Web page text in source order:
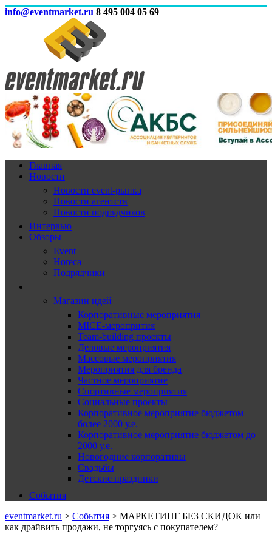
info@eventmarket.ru 8 495 004 05 69
Главная
Новости
Новости event-рынка
Новости агентств
Новости подрядчиков
Интервью
Обзоры
Event
Horeca
Подрядчики
—
Магазин идей
Корпоративные мероприятия
MICE-меропрития
Team-building проекты
Деловые мероприятия
Массовые мероприятия
Мероприятия для бренда
Частное мероприятие
Спортивные мероприятия
Социальные проекты
Корпоративное мероприятие бюджетом
более 2000 у.е.
Корпоративное мероприятие бюджетом до
2000 у.е.
Новогодние корпоративы
Свадьбы
Детские праздники
События
eventmarket.ru > События > МАРКЕТИНГ БЕЗ СКИДОК или
как драйвить продажи, не торгуясь с покупателем?